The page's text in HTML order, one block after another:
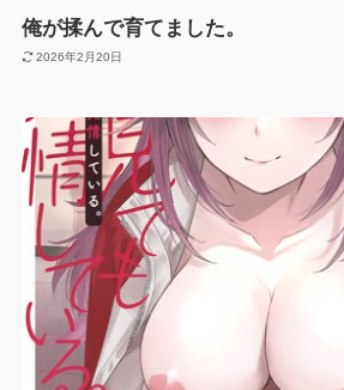
俺が揉んで育てました。
2026年2月20日